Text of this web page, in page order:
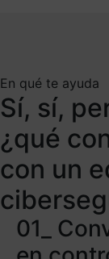
En qué te ayuda
Sí, sí,
¿qué
con un
01_